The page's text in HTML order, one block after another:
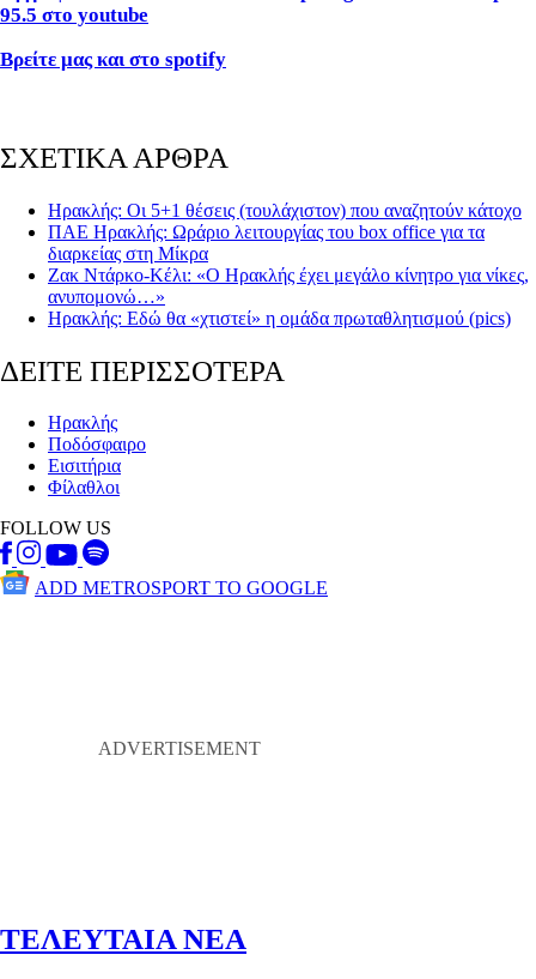
95.5 στο youtube
Βρείτε μας και στο spotify
ΣΧΕΤΙΚΑ ΑΡΘΡΑ
Ηρακλής: Οι 5+1 θέσεις (τουλάχιστον) που αναζητούν κάτοχο
ΠΑΕ Ηρακλής: Ωράριο λειτουργίας του box office για τα
διαρκείας στη Μίκρα
Ζακ Ντάρκο-Κέλι: «Ο Ηρακλής έχει μεγάλο κίνητρο για νίκες,
ανυπομονώ…»
Ηρακλής: Εδώ θα «χτιστεί» η ομάδα πρωταθλητισμού (pics)
ΔΕΙΤΕ ΠΕΡΙΣΣΟΤΕΡΑ
Ηρακλής
Ποδόσφαιρο
Εισιτήρια
Φίλαθλοι
FOLLOW US
ADD METROSPORT TO GOOGLE
ΤΕΛΕΥΤΑΙΑ ΝΕΑ